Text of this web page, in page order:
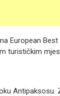
European
turističkim
Antipaksosu.